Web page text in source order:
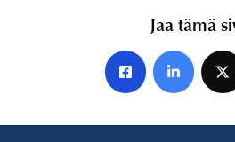
Jaa tämä
Jaa Facebookissa
Jaa